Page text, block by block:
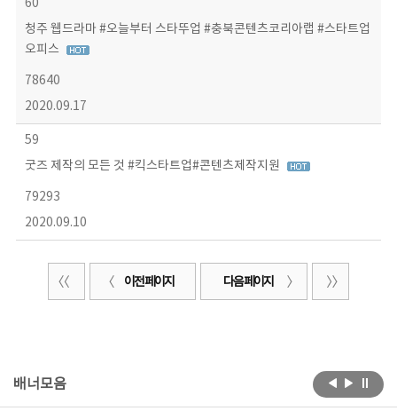
60
청주 웹드라마 #오늘부터 스타뚜업 #충북콘텐츠코리아랩 #스타트업
오피스
78640
2020.09.17
59
굿즈 제작의 모든 것 #킥스타트업#콘텐츠제작지원
79293
2020.09.10
이전 페이지 다음 페이지
배너모음